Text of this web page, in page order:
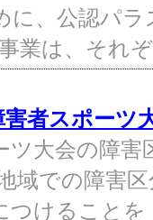
に、公認パ
業は、それ
者スポーツ
ツ大会の障
域での障害
つけること